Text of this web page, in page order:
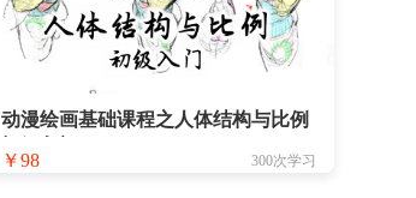
动漫绘画基础课程之人体结构与比例
￥98 300次学习